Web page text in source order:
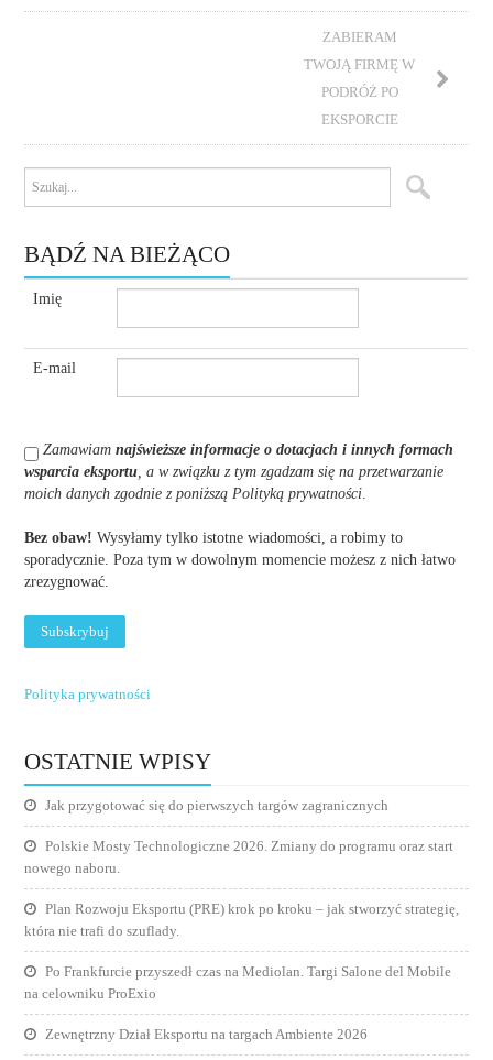
ZABIERAM
TWOJĄ FIRMĘ W
PODRÓŻ PO
EKSPORCIE
BĄDŹ NA BIEŻĄCO
Imię
E-mail
Zamawiamnajświeższe informacje o dotacjach i innych formach
wsparcia eksportu, a w związku z tym zgadzam się na przetwarzanie
moich danych zgodnie z poniższą Polityką prywatności.
Bez obaw! Wysyłamy tylko istotne wiadomości, a robimy to
sporadycznie. Poza tym w dowolnym momencie możesz z nich łatwo
zrezygnować.
Polityka prywatności
OSTATNIE WPISY
Jak przygotować się do pierwszych targów zagranicznych
Polskie Mosty Technologiczne 2026. Zmiany do programu oraz start
nowego naboru.
Plan Rozwoju Eksportu (PRE) krok po kroku – jak stworzyć strategię,
która nie trafi do szuflady.
Po Frankfurcie przyszedł czas na Mediolan. Targi Salone del Mobile
na celowniku ProExio
Zewnętrzny Dział Eksportu na targach Ambiente 2026